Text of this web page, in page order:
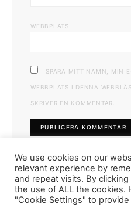
WEBBPLATS
SPARA MITT NAMN, MIN
WEBBPLATS I DENNA
SKRIVER EN KOMMENTAR.
We use cookies on our
relevant experience by
and repeat visits. By
the use of ALL the cookies.
"Cookie Settings" to